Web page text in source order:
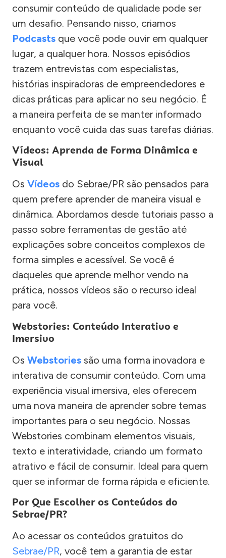
consumir conteúdo de qualidade pode ser
um desafio. Pensando nisso, criamos
Podcasts que você pode ouvir em qualquer
lugar, a qualquer hora. Nossos episódios
trazem entrevistas com especialistas,
histórias inspiradoras de empreendedores e
dicas práticas para aplicar no seu negócio. É
a maneira perfeita de se manter informado
enquanto você cuida das suas tarefas diárias.
Vídeos: Aprenda de Forma Dinâmica e
Visual
Os Vídeos do Sebrae/PR são pensados para
quem prefere aprender de maneira visual e
dinâmica. Abordamos desde tutoriais passo a
passo sobre ferramentas de gestão até
explicações sobre conceitos complexos de
forma simples e acessível. Se você é
daqueles que aprende melhor vendo na
prática, nossos vídeos são o recurso ideal
para você.
Webstories: Conteúdo Interativo e
Imersivo
Os Webstories são uma forma inovadora e
interativa de consumir conteúdo. Com uma
experiência visual imersiva, eles oferecem
uma nova maneira de aprender sobre temas
importantes para o seu negócio. Nossas
Webstories combinam elementos visuais,
texto e interatividade, criando um formato
atrativo e fácil de consumir. Ideal para quem
quer se informar de forma rápida e eficiente.
Por Que Escolher os Conteúdos do
Sebrae/PR?
Ao acessar os conteúdos gratuitos do
Sebrae/PR, você tem a garantia de estar